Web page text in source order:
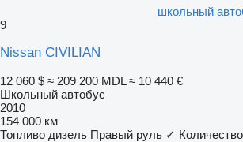
школьный
9
Nissan CIVILIAN
12 060 $ ≈ 209 200 MDL ≈ 10 440 €
Школьный автобус
2010
154 000 км
Топливо дизель Правый руль ✓